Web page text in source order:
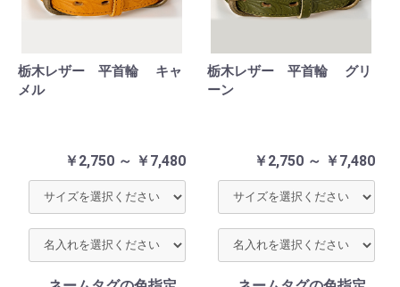
栃木レザー 平首輪 キャ
メル
￥2,750 ～ ￥7,480
栃木レザー 平首輪 グリ
ーン
￥2,750 ～ ￥7,480